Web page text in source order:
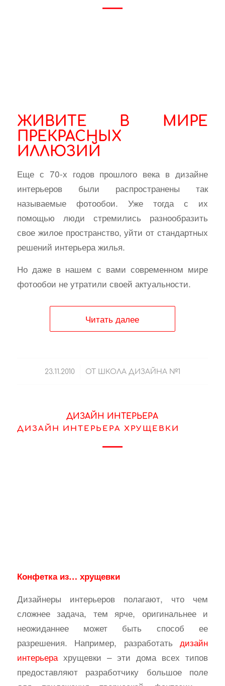
ЖИВИТЕ В МИРЕ
ПРЕКРАСНЫХ
ИЛЛЮЗИЙ
Еще с 70-х годов прошлого века в дизайне
интерьеров были распространены так
называемые фотообои. Уже тогда с их
помощью люди стремились разнообразить
свое жилое пространство, уйти от стандартных
решений интерьера жилья.
Но даже в нашем с вами современном мире
фотообои не утратили своей актуальности.
Читать далее
23.11.2010
/ ОТ ШКОЛА ДИЗАЙНА №1
ДИЗАЙН ИНТЕРЬЕРА
ДИЗАЙН ИНТЕРЬЕРА ХРУЩЕВКИ
Конфетка из… хрущевки
Дизайнеры интерьеров полагают, что чем
сложнее задача, тем ярче, оригинальнее и
неожиданнее может быть способ ее
разрешения. Например, разработать дизайн
интерьерахрущевки – эти дома всех типов
предоставляют разработчику большое поле